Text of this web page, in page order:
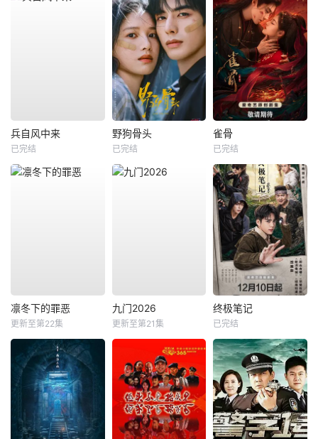
兵自风中来
已完结
野狗骨头
已完结
雀骨
已完结
凛冬下的罪恶
更新至第22集
九门2026
更新至第21集
终极笔记
已完结